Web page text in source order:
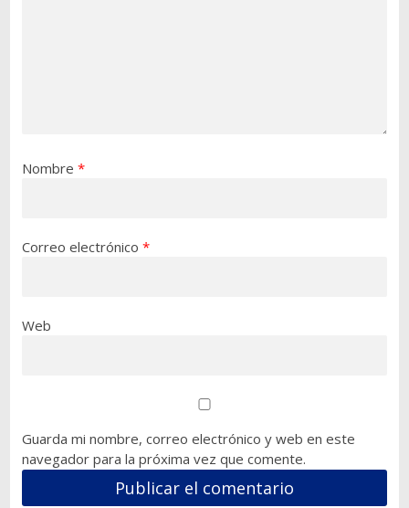
Nombre *
Correo electrónico *
Web
Guarda mi nombre, correo electrónico y web en este
navegador para la próxima vez que comente.